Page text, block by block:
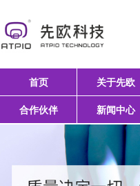
首页 关于先欧
合作伙伴 新闻中心